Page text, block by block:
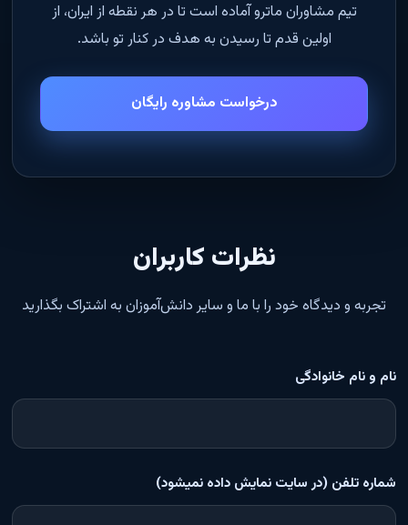
تیم مشاوران ماترو آماده است تا در هر نقطه از ایران، از
اولین قدم تا رسیدن به هدف در کنار تو باشد.
درخواست مشاوره رایگان
نظرات کاربران
تجربه و دیدگاه خود را با ما و سایر دانش‌آموزان به اشتراک بگذارید
نام و نام خانوادگی
شماره تلفن (در سایت نمایش داده نمیشود)